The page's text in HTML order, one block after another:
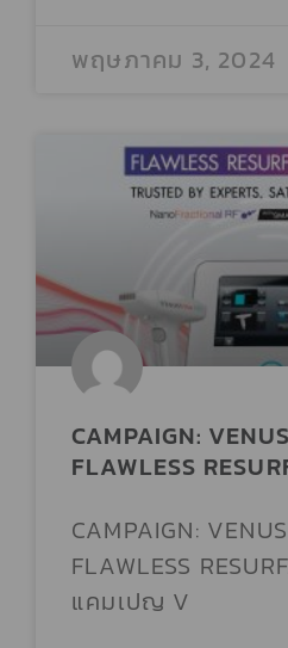
ALINDA CLINIC
AMANPURI PHUKET
AMARA CLINIC (สาขารัชโยธิ
AMARA CLINIC (สาขาราชพฤ
AMARANTE CLINIC
AMETISE CLINIC
พฤษภาคม 3, 2024
CAMPAIGN:
FLAWLESS
CAMPAIGN:
FLAWLESS
แคมเปญ V